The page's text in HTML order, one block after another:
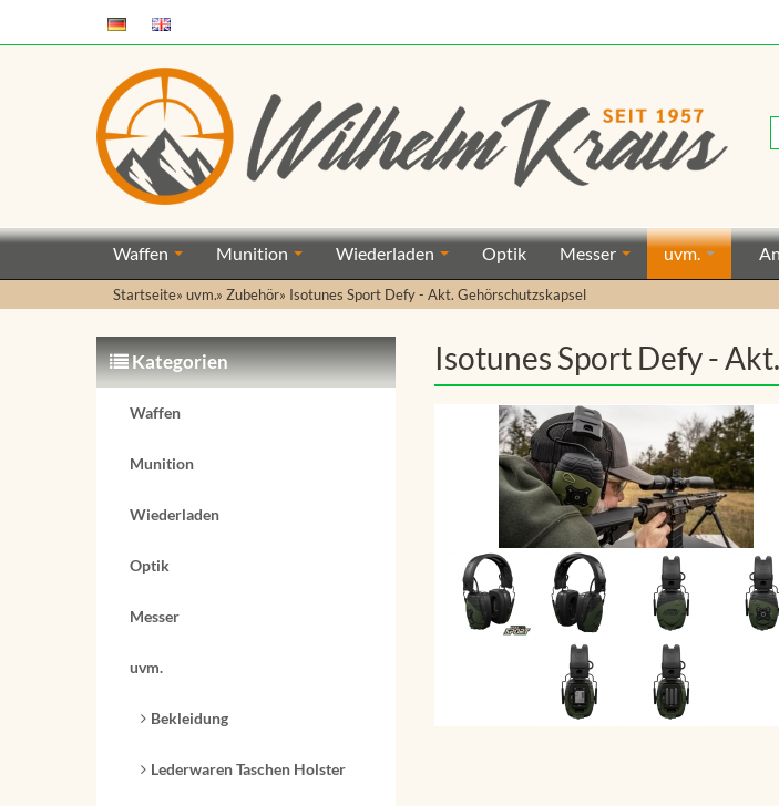
Waffen Munition Wiederladen Optik Messer uvm.
Startseite» uvm.» Zubehör» Isotunes Sport Defy - Akt. Gehörschutzskapsel
Isotunes Sport Defy -
Kategorien
Waffen
Munition
Wiederladen
Optik
Messer
uvm.
Bekleidung
Lederwaren Taschen Holster